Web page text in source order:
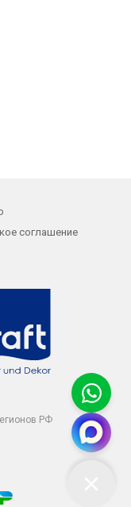
соглашение
РФ